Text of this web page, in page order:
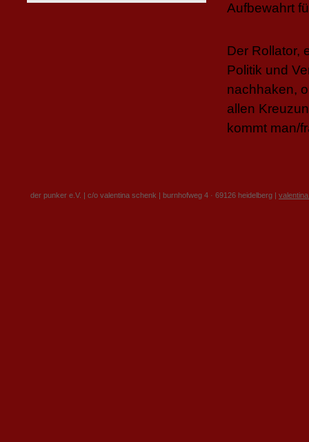
Aufbewahrt
Der Rollator,
Politik und
nachhaken,
allen
kommt man/
der punker e.V. | c/o valentina schenk | burnhofweg 4 · 69126 heidelberg |